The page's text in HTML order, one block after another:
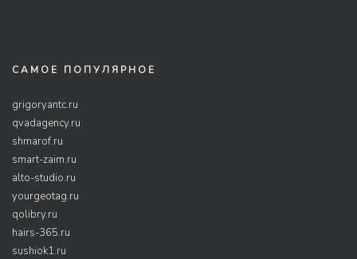
САМОЕ ПОПУЛЯРНОЕ
grigoryantc.ru
qvadagency.ru
shmarof.ru
smart-zaim.ru
alto-studio.ru
yourgeotag.ru
qolibry.ru
hairs-365.ru
sushiok1.ru